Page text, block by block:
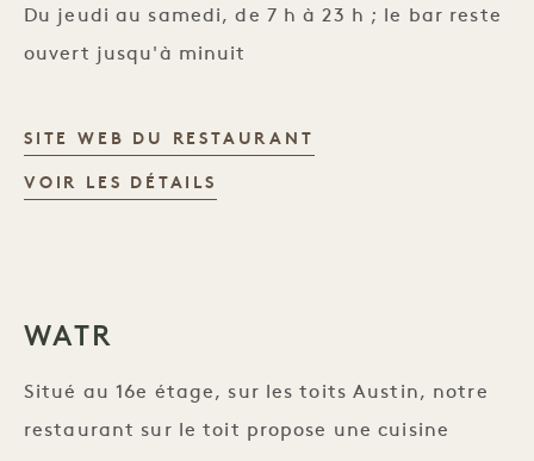
Du jeudi au samedi, de 7 h à 23 h ; le bar reste
ouvert jusqu'à minuit
SITE WEB DU RESTAURANT
VOIR LES DÉTAILS
WATR
Situé au 16e étage, sur les toits Austin, notre
restaurant sur le toit propose une cuisine